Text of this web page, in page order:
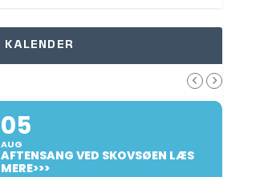
KALENDER
05
AUG
AFTENSANG VED SKOVSØEN LÆS
MERE>>>